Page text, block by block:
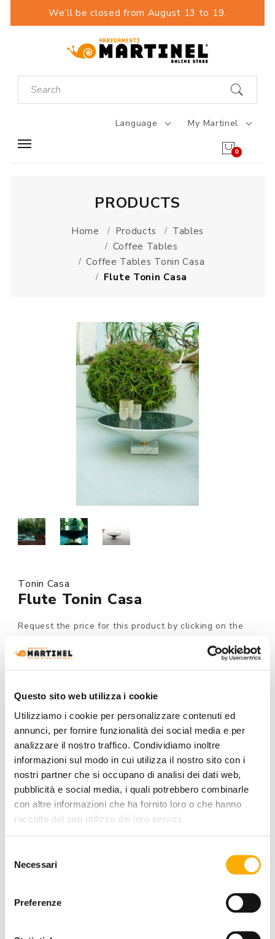
Questo sito web utilizza i cookie
Utilizziamo i cookie per personalizzare contenuti ed
annunci, per fornire funzionalità dei social media e per
analizzare il nostro traffico. Condividiamo inoltre
informazioni sul modo in cui utilizza il nostro sito con i
nostri partner che si occupano di analisi dei dati web,
pubblicità e social media, i quali potrebbero combinarle
con altre informazioni che ha fornito loro o che hanno
raccolto dal suo utilizzo dei loro servizi.
delNecessari
Preferenze
We’ll be closed from August 13 to 19.
Language My Martinel
0
PRODUCTS
Home Products
Tables
Coffee Tables
Coffee Tables Tonin Casa
Flute Tonin Casa
Tonin Casa
Flute Tonin Casa
Request the price for this product by clicking on the
Made to order
MODEL :
BASE AND TOP FINISH:
REQUEST A QUOTE